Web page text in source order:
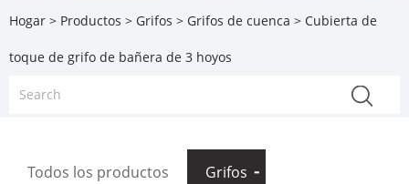
Hogar > Productos > Grifos > Grifos de cuenca > Cubierta de
toque de grifo de bañera de 3 hoyos
Todos los productos Grifos